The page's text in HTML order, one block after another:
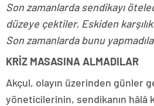
Son zamanlarda sendikayı
düzeye çektiler. Eskiden
Son zamanlarda bunu
KRİZ MASASINA ALMADILAR
Akçul, olayın üzerinden günler
yöneticilerinin, sendikanın hâlâ